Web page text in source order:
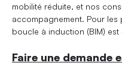
mobilité réduite, et nos
accompagnement. Pour les
boucle à induction (BIM)
Faire une demande